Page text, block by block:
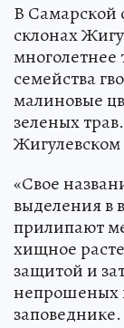
В Самарской
склонах
многолетнее
семейства
малиновые
зеленых
Жигулевском
«Свое
выделения в
прилипают
хищное
защитой и
непрошеных
заповеднике.